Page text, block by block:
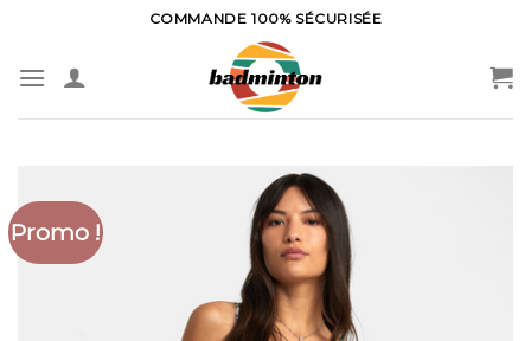
content
COMMANDE 100% SÉCURISÉE
Promo !